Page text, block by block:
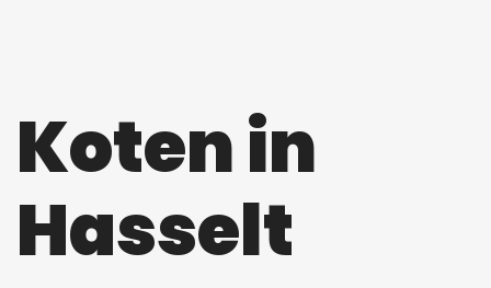
Koten in
Hasselt